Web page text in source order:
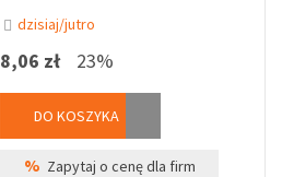
dzisiaj/jutro
8,06 zł 23%
DO KOSZYKA
% Zapytaj o cenę dla firm